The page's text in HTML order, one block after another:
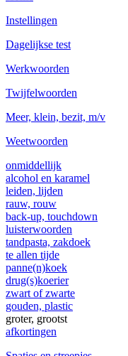
Instellingen
Dagelijkse test
Werkwoorden
Twijfelwoorden
Meer, klein, bezit, m/v
Weetwoorden
onmiddellijk
alcohol en karamel
leiden, lijden
rauw, rouw
back-up, touchdown
luisterwoorden
tandpasta, zakdoek
te allen tijde
panne(n)koek
drug(s)koerier
zwart of zwarte
gouden, plastic
groter, grootst
afkortingen